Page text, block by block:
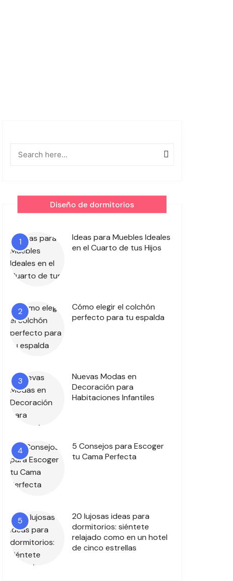
Diseño de dormitorios
1
Ideas para Muebles Ideales
en el Cuarto de tus Hijos
2
Cómo elegir el colchón
perfecto para tu espalda
3
Nuevas Modas en
Decoración para
Habitaciones Infantiles
4
5 Consejos para Escoger
tu Cama Perfecta
5
20 lujosas ideas para
dormitorios: siéntete
relajado como en un hotel
de cinco estrellas